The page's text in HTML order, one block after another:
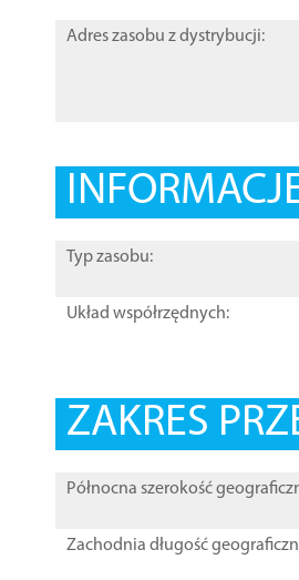
Adres zasobu z dystrybucji:
Typ zasobu:
Układ współrzędnych:
ZAKRES
Północna szerokość
Zachodnia długość